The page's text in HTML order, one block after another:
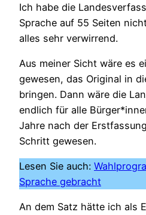
Ich habe die
Sprache auf 55 Seiten
alles sehr verwirrend.
Aus meiner Sicht wäre es
gewesen, das Original in
bringen. Dann wäre die
endlich für alle
Jahre nach der
Schritt gewesen.
Lesen Sie auch:
Sprache gebracht
An dem Satz hätte ich als